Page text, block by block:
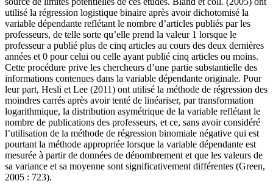
utilisé la régression logistique binaire après avoir dichotomisé la
variable dépendante reflétant le nombre d’articles publiés par les
professeurs, de telle sorte qu’elle prend la valeur 1 lorsque le
professeur a publié plus de cinq articles au cours des deux dernières
années et 0 pour celui ou celle ayant publié cinq articles ou moins.
Cette procédure prive les chercheurs d’une partie substantielle des
informations contenues dans la variable dépendante originale. Pour
leur part, Hesli et Lee (2011) ont utilisé la méthode de régression des
moindres carrés après avoir tenté de linéariser, par transformation
logarithmique, la distribution asymétrique de la variable reflétant le
nombre de publications des professeurs, et ce, sans avoir considéré
l’utilisation de la méthode de régression binomiale négative qui est
pourtant la méthode appropriée lorsque la variable dépendante est
mesurée à partir de données de dénombrement et que les valeurs de
sa variance et sa moyenne sont significativement différentes (Green,
2005 : 723).